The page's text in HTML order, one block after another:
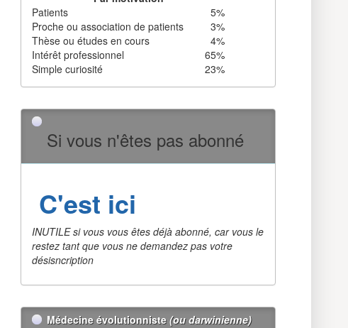
Patients
5%
Proche ou association de patients
3%
Thèse ou études en cours
4%
Intérêt professionnel
65%
Simple curiosité
23%
Si vous n'êtes pas abonné
C'est ici
INUTILE si vous vous êtes déjà abonné, car vous le
restez tant que vous ne demandez pas votre
désisncription
Médecine évolutionniste (ou darwinienne)